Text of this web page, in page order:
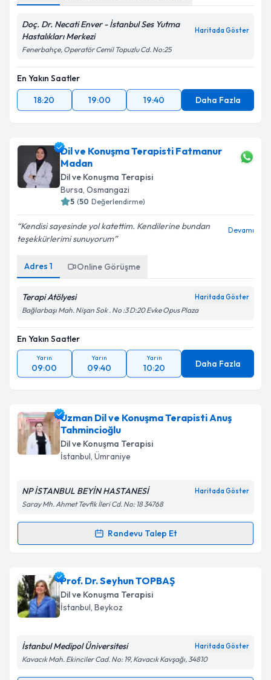
Takvim Talebini Gönder
Doç. Dr. Necati Enver - İstanbul Ses Yutma
Hastalıkları Merkezi
Haritada Göster
Fenerbahçe, Operatör Cemil Topuzlu Cd. No:25
En Yakın Saatler
18:20
19:00 19:40 Daha Fazla
Dil ve Konuşma Terapisti Fatmanur
Madan
Dil ve Konuşma Terapisi
Bursa, Osmangazi
5 (50 Değerlendirme)
Kendisi sayesinde yol katettim. Kendilerine bundan
teşekkürlerimi sunuyorum
Devamı
Adres 1 Online Görüşme
Terapi Atölyesi Haritada Göster
Bağlarbaşı Mah. Nişan Sok . No :3 D:20 Evke Opus Plaza
En Yakın Saatler
Yarın
09:00
Yarın
09:40
Yarın
10:20 Daha Fazla
Uzman Dil ve Konuşma Terapisti Anuş
Tahmincioğlu
Dil ve Konuşma Terapisi
İstanbul, Ümraniye
NP İSTANBUL BEYİN HASTANESİ Haritada Göster
Saray Mh. Ahmet Tevfik İleri Cd. No: 18 34768
Randevu Talep Et
Randevu Takvimi Talebi
Uzman Dil ve Konuşma Terapisti Anuş
Tahmincioğluiçin randevu takvimi talebi oluşturun.
Size bu uzmandan randevu almanız için bir takvim
hazırlandığında e-posta ile bilgilendireceğiz.
E-posta Adresiniz
Prof. Dr. Seyhun TOPBAŞ
Dil ve Konuşma Terapisi
İstanbul, Beykoz
İstanbul Medipol Üniversitesi Haritada Göster
Kavacık Mah. Ekinciler Cad. No: 19, Kavacık Kavşağı, 34810